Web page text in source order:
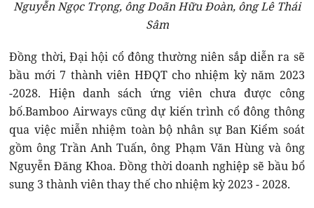
Nguyễn Ngọc Trọng, ông Doãn Hữu Đoàn, ông Lê Thái
Sâm
Đồng thời, Đại hội cổ đông thường niên sắp diễn ra sẽ
bầu mới 7 thành viên HĐQT cho nhiệm kỳ năm 2023
-2028. Hiện danh sách ứng viên chưa được công
bố.Bamboo Airways cũng dự kiến trình cổ đông thông
qua việc miễn nhiệm toàn bộ nhân sự Ban Kiểm soát
gồm ông Trần Anh Tuấn, ông Phạm Văn Hùng và ông
Nguyễn Đăng Khoa. Đồng thời doanh nghiệp sẽ bầu bổ
sung 3 thành viên thay thế cho nhiệm kỳ 2023 - 2028.